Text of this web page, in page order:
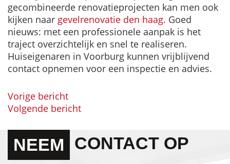
gecombineerde renovatieprojecten kan men ook
kijken naar gevelrenovatie den haag. Goed
nieuws: met een professionele aanpak is het
traject overzichtelijk en snel te realiseren.
Huiseigenaren in Voorburg kunnen vrijblijvend
contact opnemen voor een inspectie en advies.
BERICHT
NAVIGATIE
Vorige bericht
Volgende bericht
NEEM CONTACT OP